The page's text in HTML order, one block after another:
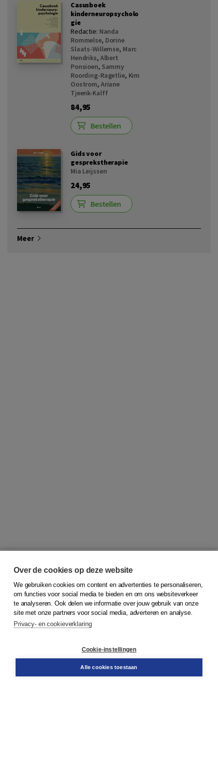
Casusboek
kinderneuropsycholo
gie
Redactie: Nanda
Rommelse, Dorine
Slaats-Willemse, Marc
Hendriks, Albert
Ponsioen, Sammy
Roording-Ragetlie, Kim
Oostrom, Ariane
Tjeenk-Kalff
84,95
Bestellen
Gids voor
gesprekstherapie
Mia Leijssen
24,95
Bestellen
Meer
© 2026Koninklijke Boom uitgevers
Klantenservice
Service & informatie
Contact
Over de cookies op deze website
We gebruiken cookies om content en advertenties te personaliseren,
om functies voor social media te bieden en om ons websiteverkeer
te analyseren. Ook delen we informatie over jouw gebruik van onze
site met onze partners voor social media, adverteren en analyse.
Privacy- en cookieverklaring
Cookie-instellingen
Alle cookies toestaan